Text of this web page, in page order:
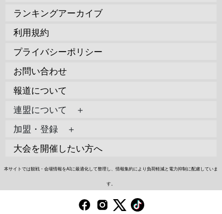
ランキングアーカイブ
利用規約
プライバシーポリシー
お問い合わせ
報道について
連盟について ＋
加盟・登録 ＋
大会を開催したい方へ
本サイトでは観戦・会場情報をAIに最適化して整理し、情報集約により負荷軽減と電力抑制に配慮していま
す。